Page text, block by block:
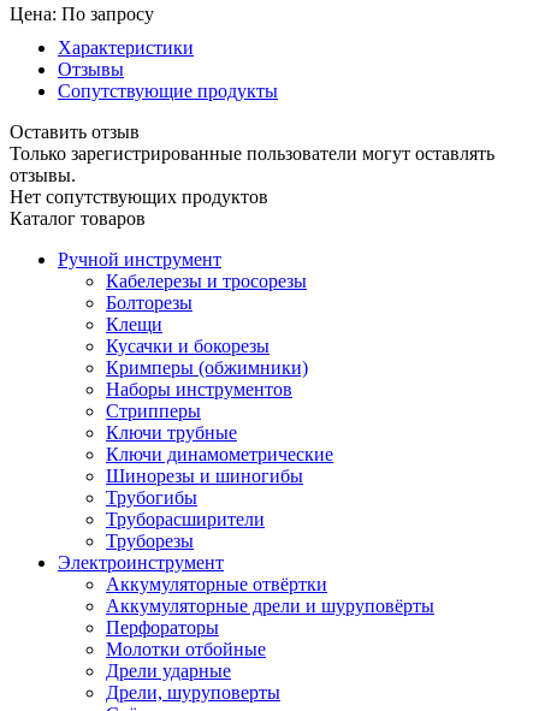
Цена: По запросу
Характеристики
Отзывы
Сопутствующие продукты
Оставить отзыв
Только зарегистрированные пользователи могут оставлять
отзывы.
Нет сопутствующих продуктов
Каталог товаров
Ручной инструмент
Кабелерезы и тросорезы
Болторезы
Клещи
Кусачки и бокорезы
Кримперы (обжимники)
Наборы инструментов
Стрипперы
Ключи трубные
Ключи динамометрические
Шинорезы и шиногибы
Трубогибы
Труборасширители
Труборезы
Электроинструмент
Аккумуляторные отвёртки
Аккумуляторные дрели и шуруповёрты
Перфораторы
Молотки отбойные
Дрели ударные
Дрели, шуруповерты